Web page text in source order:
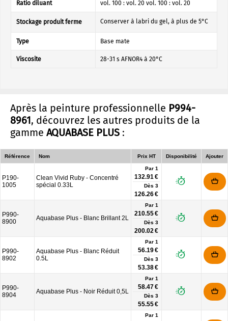
Ratio diluant vol. 100 : vol. 20 vol. 100 : vol. 20
Stockage produit ferme Conserver à labri du gel, à plus de 5°C
Type Base mate
Viscosite 28-31 s AFNOR4 à 20°C
Après la peinture professionnelle P994-
8961, découvrez les autres produits de la
gamme AQUABASE PLUS :
Référence Nom Prix HT Disponibilité Ajouter
P190-
1005
Clean Vivid Ruby - Concentré
spécial 0.33L
Par 1
132.91 €
Dès 3
126.26 €
P990-
8900
Aquabase Plus - Blanc Brillant 2L
Par 1
210.55 €
Dès 3
200.02 €
P990-
8902
Aquabase Plus - Blanc Réduit
0.5L
Par 1
56.19 €
Dès 3
53.38 €
P990-
8904
Aquabase Plus - Noir Réduit 0,5L
Par 1
58.47 €
Dès 3
55.55 €
Par 1